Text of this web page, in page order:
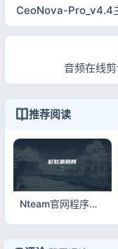
CeoNova-Pro_v4.4
音频在线
推荐阅读
Nteam官网程序全解版 移除后门授权纯净版源码